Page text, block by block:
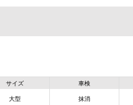
サイズ
大型
車検
抹消